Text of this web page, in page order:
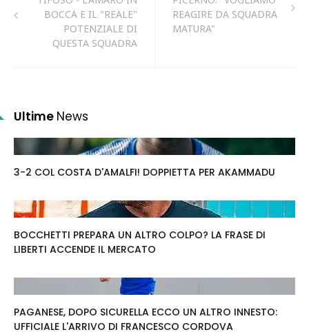
BOCCA E IL "REALE"
POTENZIALE DI
QUESTA SQUADRA
REAGIRE DA SQUADRA
MATURA"
Ultime News
3-2 COL COSTA D'AMALFI! DOPPIETTA PER AKAMMADU
BOCCHETTI PREPARA UN ALTRO COLPO? LA FRASE DI
LIBERTI ACCENDE IL MERCATO
PAGANESE, DOPO SICURELLA ECCO UN ALTRO INNESTO:
UFFICIALE L'ARRIVO DI FRANCESCO CORDOVA